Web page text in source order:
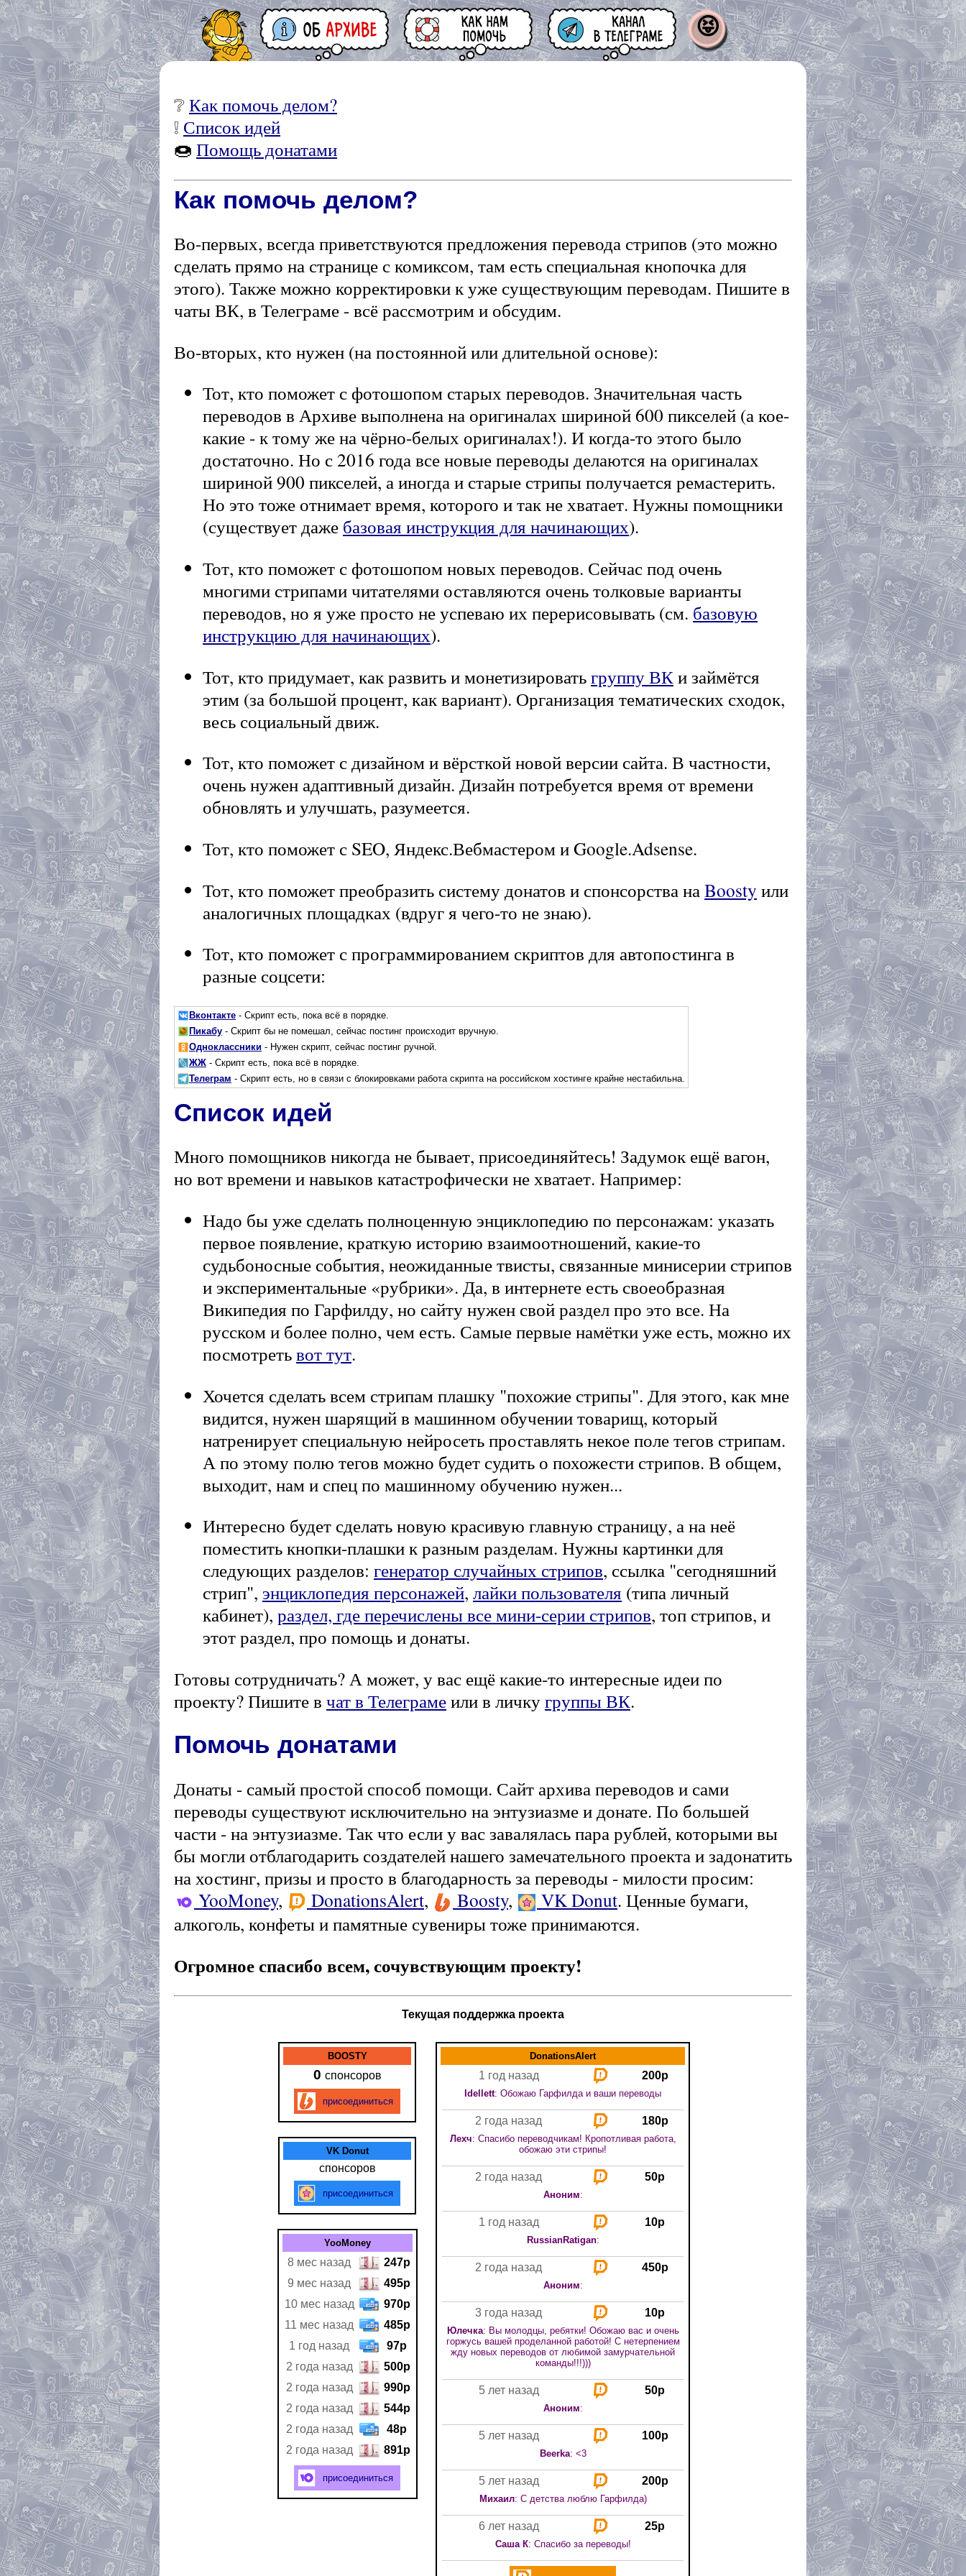
😝
❔Как помочь делом?
❕ Список идей
🍩 Помощь донатами
Как помочь делом?
Во-первых, всегда приветствуются предложения перевода стрипов (это можно
сделать прямо на странице с комиксом, там есть специальная кнопочка для
этого). Также можно корректировки к уже существующим переводам. Пишите в
чаты ВК, в Телеграме - всё рассмотрим и обсудим.
Во-вторых, кто нужен (на постоянной или длительной основе):
Тот, кто поможет с фотошопом старых переводов. Значительная часть
переводов в Архиве выполнена на оригиналах шириной 600 пикселей (а кое-
какие - к тому же на чёрно-белых оригиналах!). И когда-то этого было
достаточно. Но с 2016 года все новые переводы делаются на оригиналах
шириной 900 пикселей, а иногда и старые стрипы получается ремастерить.
Но это тоже отнимает время, которого и так не хватает. Нужны помощники
(существует даже базовая инструкция для начинающих).
Тот, кто поможет с фотошопом новых переводов. Сейчас под очень
многими стрипами читателями оставляются очень толковые варианты
переводов, но я уже просто не успеваю их перерисовывать (см. базовую
инструкцию для начинающих).
Тот, кто придумает, как развить и монетизироватьгруппу ВК и займётся
этим (за большой процент, как вариант). Организация тематических сходок,
весь социальный движ.
Тот, кто поможет с дизайном и вёрсткой новой версии сайта. В частности,
очень нужен адаптивный дизайн. Дизайн потребуется время от времени
обновлять и улучшать, разумеется.
Тот, кто поможет с SEO, Яндекс.Вебмастером и Google.Adsense.
Тот, кто поможет преобразить систему донатов и спонсорства на Boosty или
аналогичных площадках (вдруг я чего-то не знаю).
Тот, кто поможет с программированием скриптов для автопостинга в
разные соцсети:
Вконтакте - Скрипт есть, пока всё в порядке.
Пикабу - Скрипт бы не помешал, сейчас постинг происходит вручную.
Одноклассники - Нужен скрипт, сейчас постинг ручной.
ЖЖ - Скрипт есть, пока всё в порядке.
Телеграм - Скрипт есть, но в связи с блокировками работа скрипта на российском хостинге крайне нестабильна.
Список идей
Много помощников никогда не бывает, присоединяйтесь! Задумок ещё вагон,
но вот времени и навыков катастрофически не хватает. Например:
Надо бы уже сделать полноценную энциклопедию по персонажам: указать
первое появление, краткую историю взаимоотношений, какие-то
судьбоносные события, неожиданные твисты, связанные минисерии стрипов
и экспериментальные «рубрики». Да, в интернете есть своеобразная
Википедия по Гарфилду, но сайту нужен свой раздел про это все. На
русском и более полно, чем есть. Самые первые намётки уже есть, можно их
посмотретьвот тут.
Хочется сделать всем стрипам плашку "похожие стрипы". Для этого, как мне
видится, нужен шарящий в машинном обучении товарищ, который
натренирует специальную нейросеть проставлять некое поле тегов стрипам.
А по этому полю тегов можно будет судить о похожести стрипов. В общем,
выходит, нам и спец по машинному обучению нужен...
Интересно будет сделать новую красивую главную страницу, а на неё
поместить кнопки-плашки к разным разделам. Нужны картинки для
следующих разделов: генератор случайных стрипов, ссылка "сегодняшний
стрип", энциклопедия персонажей, лайки пользователя (типа личный
кабинет), раздел, где перечислены все мини-серии стрипов, топ стрипов, и
этот раздел, про помощь и донаты.
Готовы сотрудничать? А может, у вас ещё какие-то интересные идеи по
проекту? Пишите в чат в Телеграмеили в личкугруппы ВК.
Помочь донатами
Донаты - самый простой способ помощи. Сайт архива переводов и сами
переводы существуют исключительно на энтузиазме и донате. По большей
части - на энтузиазме. Так что если у вас завалялась пара рублей, которыми вы
бы могли отблагодарить создателей нашего замечательного проекта и задонатить
на хостинг, призы и просто в благодарность за переводы - милости просим:
YooMoney, DonationsAlert, Boosty, VK Donut. Ценные бумаги,
алкоголь, конфеты и памятные сувениры тоже принимаются.
Огромное спасибо всем, сочувствующим проекту!
Текущая поддержка проекта
BOOSTY
0 спонсоров
присоединиться
VK Donut
спонсоров
присоединиться
YooMoney
8 мес назад
247р
9 мес назад
495р
10 мес назад
970р
11 мес назад
485р
1 год назад
97р
2 года назад
500р
2 года назад
990р
2 года назад
544р
2 года назад
48р
2 года назад
891р
присоединиться
DonationsAlert
1 год назад 200р
Idellett: Обожаю Гарфилда и ваши переводы
2 года назад 180р
Лехч: Спасибо переводчикам! Кропотливая работа,
обожаю эти стрипы!
2 года назад 50р
Аноним:
1 год назад 10р
RussianRatigan:
2 года назад 450р
Аноним:
3 года назад 10р
Юлечка: Вы молодцы, ребятки! Обожаю вас и очень
горжусь вашей проделанной работой! С нетерпением
жду новых переводов от любимой замурчательной
команды!!!)))
5 лет назад 50р
Аноним:
5 лет назад 100р
Beerka: <3
5 лет назад 200р
Михаил: С детства люблю Гарфилда)
6 лет назад 25р
Саша К: Спасибо за переводы!